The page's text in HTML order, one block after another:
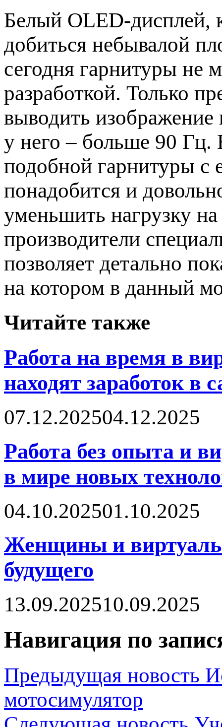
Белый OLED-дисплей,
добиться небывалой
сегодня гарнитуры не
разработкой. Только
выводить изображение
у него – больше 90 Гц.
подобной гарнитуры с
понадобится и
уменьшить нагрузку
производители
позволяет детально
на котором в данный
Читайте также
Работа на время в
находят заработок в
07.12.202504.12.2025
Работа без опыта и
в мире новых
04.10.202501.10.2025
Женщины и
будущего
13.09.202510.09.2025
Навигация по
Предыдущая новость
мотосимулятор